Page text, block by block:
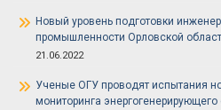
Новый уровень подготовки
промышленности Орловской
21.06.2022
Ученые ОГУ проводят испытания
мониторинга